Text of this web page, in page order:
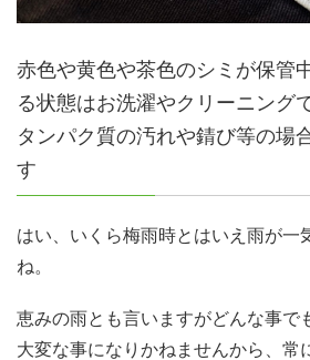
赤色や黄色や茶色のシミが保管
る状態はお洗濯やクリーニング
タンパク質の汚れや錆び等の場
す
はい、いくら梅雨時とはいえ雨が一
ね。
恵みの雨とも言いますがどんな事で
大変な事になりかねませんから、常